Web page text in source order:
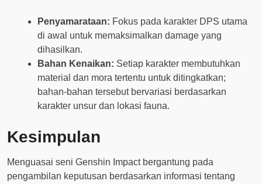
Penyamarataan: Fokus pada karakter DPS utama
di awal untuk memaksimalkan damage yang
dihasilkan.
Bahan Kenaikan: Setiap karakter membutuhkan
material dan mora tertentu untuk ditingkatkan;
bahan-bahan tersebut bervariasi berdasarkan
karakter unsur dan lokasi fauna.
Kesimpulan
Menguasai seni Genshin Impact bergantung pada
pengambilan keputusan berdasarkan informasi tentang